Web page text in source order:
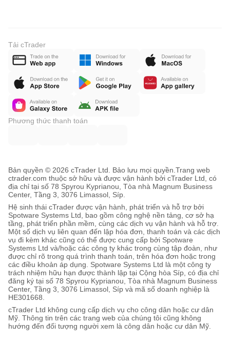
Tải cTrader
Phương thức thanh toán
Bản quyền © 2026 cTrader Ltd. Bảo lưu mọi quyền. Trang web
ctrader.com thuộc sở hữu và được vận hành bởi cTrader Ltd, có
địa chỉ tại số 78 Spyrou Kyprianou, Tòa nhà Magnum Business
Center, Tầng 3, 3076 Limassol, Síp.
Hệ sinh thái cTrader được vận hành, phát triển và hỗ trợ bởi
Spotware Systems Ltd, bao gồm công nghệ nền tảng, cơ sở hạ
tầng, phát triển phần mềm, cùng các dịch vụ vận hành và hỗ trợ.
Một số dịch vụ liên quan đến lập hóa đơn, thanh toán và các dịch
vụ đi kèm khác cũng có thể được cung cấp bởi Spotware
Systems Ltd và/hoặc các công ty khác trong cùng tập đoàn, như
được chỉ rõ trong quá trình thanh toán, trên hóa đơn hoặc trong
các điều khoản áp dụng. Spotware Systems Ltd là một công ty
trách nhiệm hữu hạn được thành lập tại Cộng hòa Síp, có địa chỉ
đăng ký tại số 78 Spyrou Kyprianou, Tòa nhà Magnum Business
Center, Tầng 3, 3076 Limassol, Síp và mã số doanh nghiệp là
HE301668.
cTrader Ltd không cung cấp dịch vụ cho công dân hoặc cư dân
Mỹ. Thông tin trên các trang web của chúng tôi cũng không
hướng đến đối tượng người xem là công dân hoặc cư dân Mỹ.